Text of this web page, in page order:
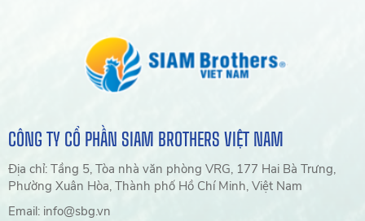
CÔNG TY CỔ PHẦN SIAM BROTHERS VIỆT NAM
Địa chỉ: Tầng 5, Tòa nhà văn phòng VRG, 177 Hai Bà Trưng,
Phường Xuân Hòa, Thành phố Hồ Chí Minh, Việt Nam
Email: info@sbg.vn